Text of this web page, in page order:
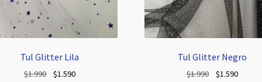
Tul Glitter Lila
$1.990
El$1.590El
Tul Glitter Negro
$1.990 $1.590El